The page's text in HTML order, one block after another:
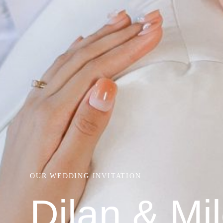
OUR WEDDING INVITATION
Dilan &